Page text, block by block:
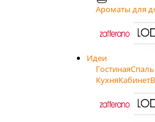
Ароматы для
Идеи
Гостиная
КухняКабинет